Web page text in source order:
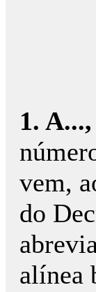
1.
vem,
do
alínea